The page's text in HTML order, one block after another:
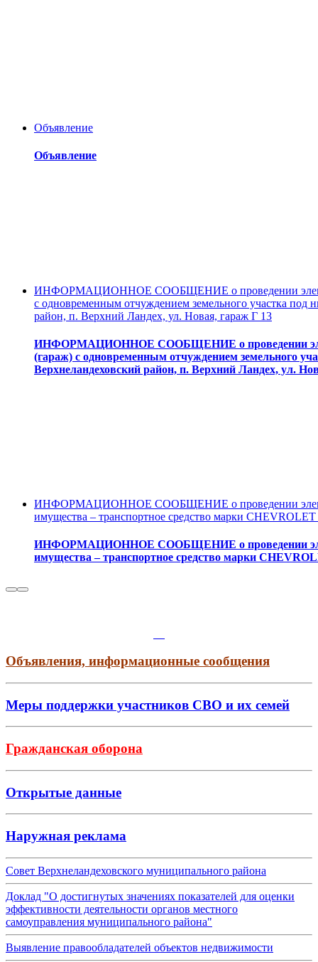
Объявление
Объявление
ИНФОРМАЦИОННОЕ СООБЩЕНИЕ о проведении
с одновременным отчуждением земельного участка под
район, п. Верхний Ландех, ул. Новая, гараж Г 13
ИНФОРМАЦИОННОЕ СООБЩЕНИЕ о проведении
(гараж) с одновременным отчуждением земельного
Верхнеландеховский район, п. Верхний Ландех, ул.
ИНФОРМАЦИОННОЕ СООБЩЕНИЕ о проведении
имущества – транспортное средство марки
ИНФОРМАЦИОННОЕ СООБЩЕНИЕ о проведении
имущества – транспортное средство марки
Объявления, информационные сообщения
Меры поддержки участников СВО и их семей
Гражданская оборона
Открытые данные
Наружная реклама
Совет Верхнеландеховского муниципального района
Доклад "О достигнутых значениях показателей для оценки
эффективности деятельности органов местного
самоуправления муниципального района"
Выявление правообладателей объектов недвижимости